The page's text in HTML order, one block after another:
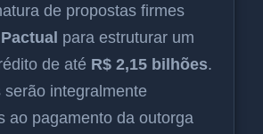
de propostas firmes
para estruturar um
de até R$ 2,15 bilhões.
serão integralmente
ao pagamento da outorga